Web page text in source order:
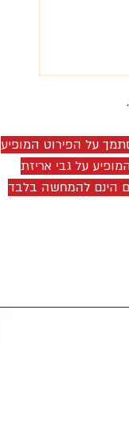
על הפירוט המופיע
על גבי אריזת
הינם להמחשה בלבד